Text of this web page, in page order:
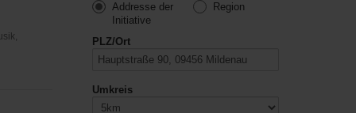
Addresse der
Initiative
Region
PLZ/Ort
Umkreis